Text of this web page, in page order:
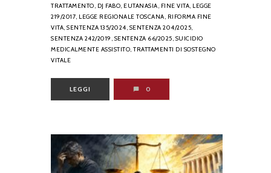
TRATTAMENTO, DJ FABO, EUTANASIA, FINE VITA, LEGGE
219/2017, LEGGE REGIONALE TOSCANA, RIFORMA FINE
VITA, SENTENZA 135/2024, SENTENZA 204/2025,
SENTENZA 242/2019, SENTENZA 66/2025, SUICIDIO
MEDICALMENTE ASSISTITO, TRATTAMENTI DI SOSTEGNO
VITALE
LEGGI 0